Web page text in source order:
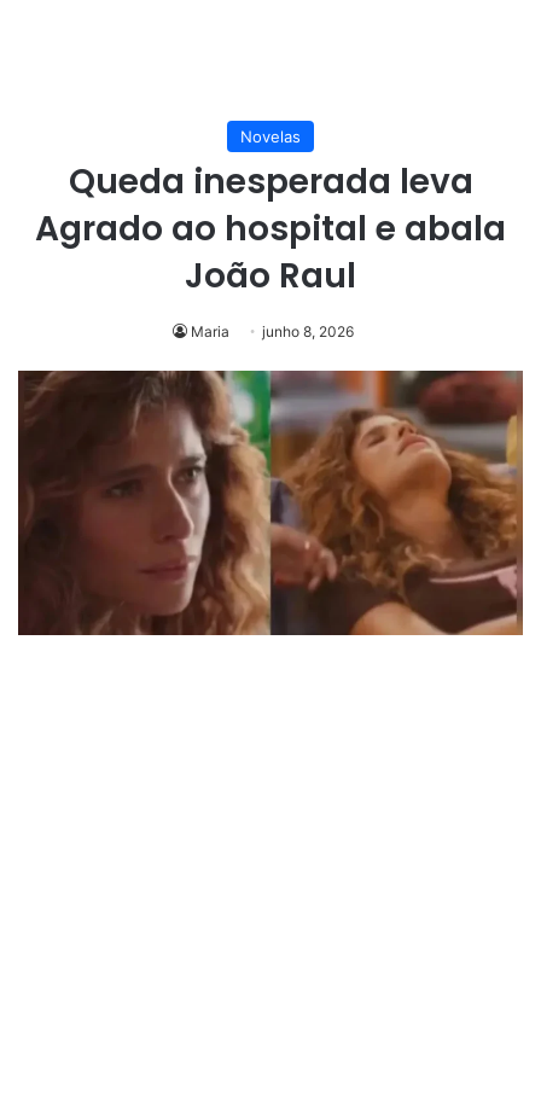
Novelas
Queda inesperada leva
Agrado ao hospital e abala
João Raul
Maria junho 8, 2026